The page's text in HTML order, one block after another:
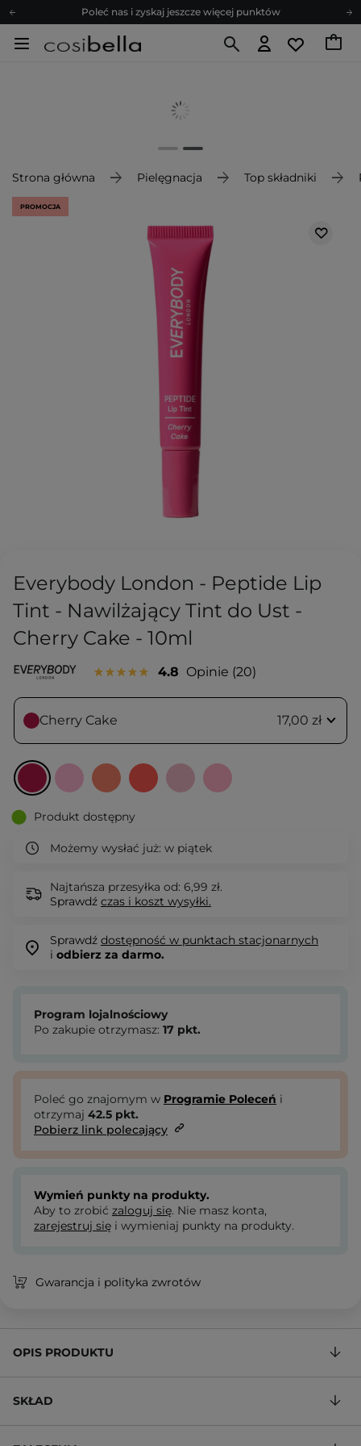
Poleć nas i zyskaj jeszcze więcej punktów
Zapisz się na newsletter pełen porad
Poleć nas i zyskaj jeszcze więcej punktów
Strona główna Pielęgnacja Top składniki
PROMOCJA
Everybody London - Peptide Lip
Tint - Nawilżający Tint do Ust -
Cherry Cake - 10ml
4.8 Opinie 20
Cherry Cake 17,00 zł
Produkt dostępny
Możemy wysłać już: w piątek
Najtańsza przesyłka od: 6,99 zł.
Sprawdź czas i koszt wysyłki.
Sprawdź dostępność w punktach stacjonarnych
i odbierz za darmo.
Program lojalnościowy
Po zakupie otrzymasz: 17 pkt.
Poleć go znajomym w Programie Poleceń i
otrzymaj 42.5 pkt.
Pobierz link polecający
Wymień punkty na produkty.
Aby to zrobić zaloguj się. Nie masz konta,
zarejestruj się i wymieniaj punkty na produkty.
Gwarancja i polityka zwrotów
OPIS PRODUKTU
SKŁAD